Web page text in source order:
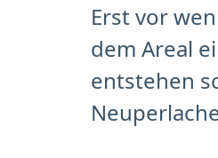
Erst vor
dem Areal
entstehen